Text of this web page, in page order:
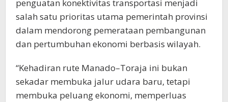
penguatan konektivitas transportasi menjadi
salah satu prioritas utama pemerintah provinsi
dalam mendorong pemerataan pembangunan
dan pertumbuhan ekonomi berbasis wilayah.
“Kehadiran rute Manado–Toraja ini bukan
sekadar membuka jalur udara baru, tetapi
membuka peluang ekonomi, memperluas